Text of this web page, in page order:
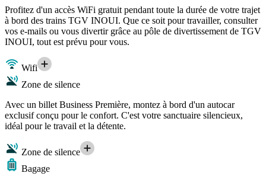
Profitez d'un accès WiFi gratuit pendant toute la durée de votre trajet
à bord des trains TGV INOUI. Que ce soit pour travailler, consulter
vos e-mails ou vous divertir grâce au pôle de divertissement de TGV
INOUI, tout est prévu pour vous.
Wifi
Zone de silence
Avec un billet Business Première, montez à bord d'un autocar
exclusif conçu pour le confort. C'est votre sanctuaire silencieux,
idéal pour le travail et la détente.
Zone de silence
Bagage